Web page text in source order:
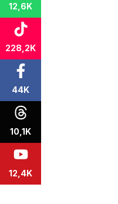
12,6K
228,2K
44K
10,1K
12,4K